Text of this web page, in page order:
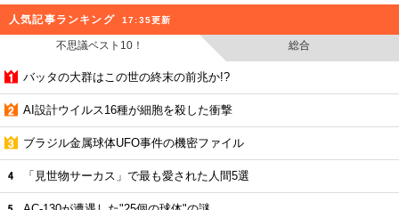
人気記事ランキング 17:35更新
不思議ベスト10！ 総合
バッタの大群はこの世の終末の前兆か!?
AI設計ウイルス16種が細胞を殺した衝撃
ブラジル金属球体UFO事件の機密ファイル
「見世物サーカス」で最も愛された人間5選